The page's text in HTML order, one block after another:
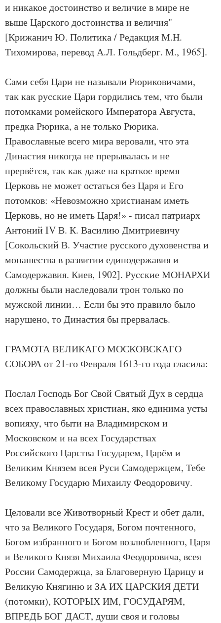
и никакое достоинство и величие в мире не
выше Царского достоинства и величия"
[Крижанич Ю. Политика / Редакция М.Н.
Тихомирова, перевод А.Л. Гольдберг. М., 1965].
Сами себя Цари не называли Рюриковичами,
так как русские Цари гордились тем, что были
потомками ромейского Императора Августа,
предка Рюрика, а не только Рюрика.
Православные всего мира веровали, что эта
Династия никогда не прерывалась и не
прервётся, так как даже на краткое время
Церковь не может остаться без Царя и Его
потомков: «Невозможно христианам иметь
Церковь, но не иметь Царя!» - писал патриарх
Антоний IV В. К. Василию Дмитриевичу
[Сокольский В. Участие русского духовенства и
монашества в развитии единодержавия и
Самодержавия. Киев, 1902]. Русские МОНАРХИ
должны были наследовали трон только по
мужской линии… Если бы это правило было
нарушено, то Династия бы прервалась.
ГРАМОТА ВЕЛИКАГО МОСКОВСКАГО
СОБОРА от 21-го Февраля 1613-го года гласила:
Послал Господь Бог Свой Святый Дух в сердца
всех православных христиан, яко единима усты
вопияху, что быти на Владимирском и
Московском и на всех Государствах
Российского Царства Государем, Царём и
Великим Князем всея Руси Самодержцем, Тебе
Великому Государю Михаилу Феодоровичу.
Целовали все Животворный Крест и обет дали,
что за Великого Государя, Богом почтенного,
Богом избранного и Богом возлюбленного, Царя
и Великого Князя Михаила Феодоровича, всея
России Самодержца, за Благоверную Царицу и
Великую Княгиню и ЗА ИХ ЦАРСКИЯ ДЕТИ
(потомки), КОТОРЫХ ИМ, ГОСУДАРЯМ,
ВПРЕДЬ БОГ ДАСТ, души своя и головы